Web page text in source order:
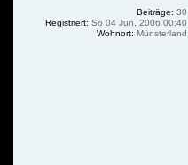
Beiträge: 30
Registriert: So 04 Jun, 2006 00:40
Wohnort: Münsterland